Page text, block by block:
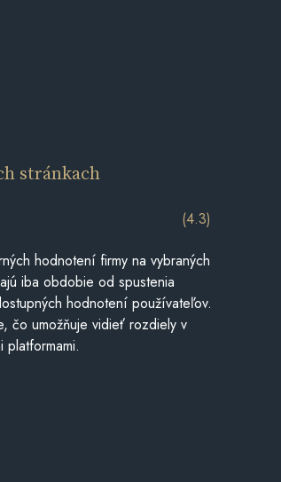
stránkach
(4.3)
hodnotení firmy na vybraných
iba obdobie od spustenia
hodnotení používateľov.
čo umožňuje vidieť rozdiely v